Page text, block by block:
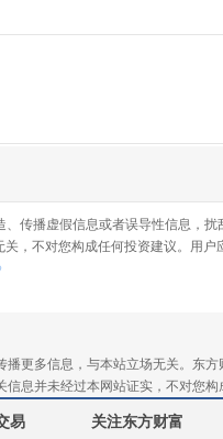
传播虚假信息或者误导性信息，
，不对您构成任何投资建议。用
更多信息，与本站立场无关。东
息并未经过本网站证实，不对您
易 关注东方财富